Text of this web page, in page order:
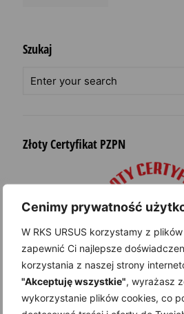
Cenimy prywatność
W RKS URSUS korzystamy z
zapewnić Ci najlepsze
korzystania z naszej strony
"Akceptuję wszystkie", wyrażasz
wykorzystanie plików cookies, co
Szukaj
Złoty Certyfikat PZPN